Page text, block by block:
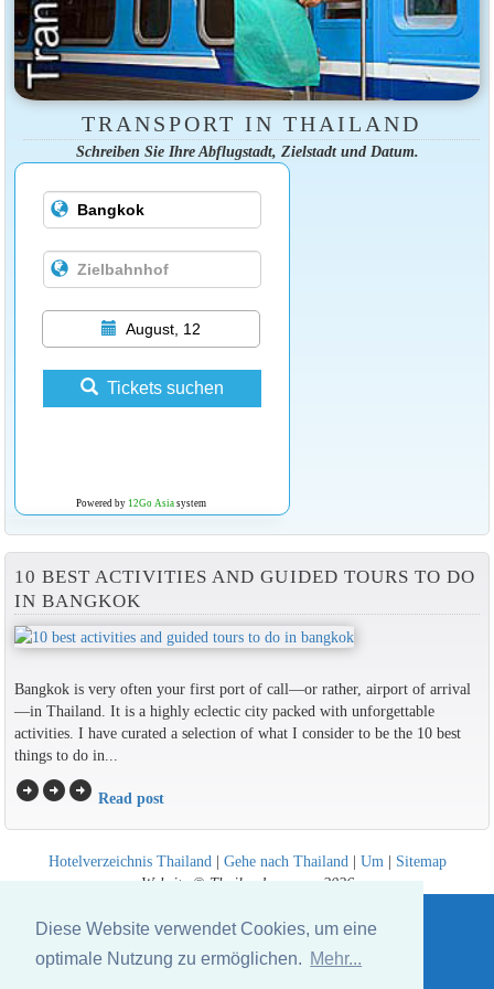
Diese Website verwendet Cookies, um eine
optimale Nutzung zu ermöglichen. Mehr...
TRANSPORT IN THAILAND
Schreiben Sie Ihre Abflugstadt, Zielstadt und Datum.
August, 12
Tickets suchen
Powered by 12Go Asiasystem
10 BEST ACTIVITIES AND GUIDED TOURS TO DO
IN BANGKOK
Bangkok is very often your first port of call—or rather, airport of arrival
—in Thailand. It is a highly eclectic city packed with unforgettable
activities. I have curated a selection of what I consider to be the 10 best
things to do in...
arrow_circle_rightarrow_circle_rightarrow_circle_right Read post
Hotelverzeichnis Thailand| Gehe nach Thailand| Um| Sitemap
Website © Thailandee.com - 2026